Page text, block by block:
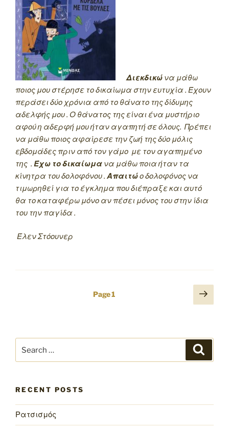
Διεκδικώ να μάθω
ποιος μου στέρησε το δικαίωμα στην ευτυχία . Έχουν
περάσει δύο χρόνια από το θάνατο της δίδυμης
αδελφής μου . Ο θάνατος της είναι ένα μυστήριο
αφού η αδερφή μου ήταν αγαπητή σε όλους. Πρέπει
να μάθω ποιος αφαίρεσε την ζωή της δύο μόλις
εβδομάδες πριν από τον γάμο με τον αγαπημένο
της . Έχω το δικαίωμα να μάθω ποια ήταν τα
κίνητρα του δολοφόνου . Απαιτώο δολοφόνος να
τιμωρηθεί για το έγκλημα που διέπραξε και αυτό
θα το καταφέρω μόνο αν πέσει μόνος του στην ίδια
του την παγίδα .
Έλεν Στόουνερ
Page1
Next
page
for:
RECENT POSTS
Ρατσισμός